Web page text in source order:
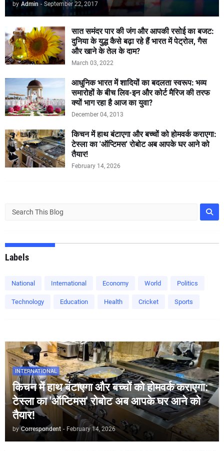
by Admin - September 22, 2017
सात समंदर पार की जंग और आपकी रसोई का बजट:
दुनिया के युद्ध कैसे बढ़ा रहे हैं भारत में पेट्रोल, गैस
और खाने के तेल के दाम?
March 03, 2022
आधुनिक भारत में शादियों का बदलता स्वरूप: भव्य
समारोहों के बीच लिव-इन और कोर्ट मैरिज की तरफ
क्यों भाग रहा है आज का युवा?
December 04, 2013
किचन में हाथ बंटाएगा और बच्चों को होमवर्क कराएगा:
टेस्ला का 'ऑप्टिमस' रोबोट अब आपके घर आने को
तैयार!
February 14, 2026
Labels
National International Economy World Politics
Technology Education Health Cricket Sports
INTERNATIONAL
किचन में हाथ बंटाएगा और बच्चों को होमवर्क कराएगा:
टेस्ला का 'ऑप्टिमस' रोबोट अब आपके घर आने को
तैयार!
by Correspondent - February 14, 2026